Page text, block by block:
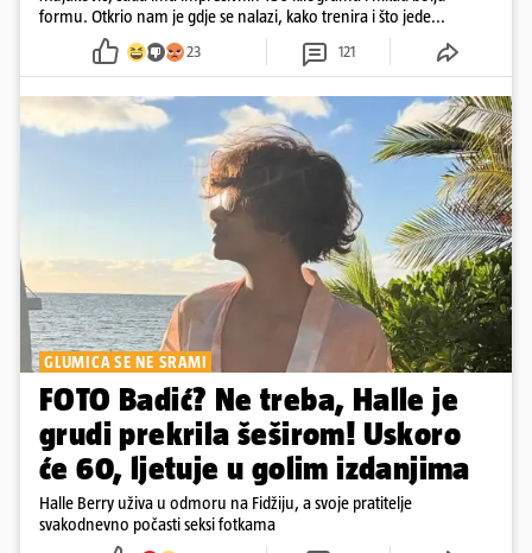
formu. Otkrio nam je gdje se nalazi, kako trenira i što jede...
23 121
GLUMICA SE NE SRAMI
FOTO Badić? Ne treba, Halle je
grudi prekrila šeširom! Uskoro
će 60, ljetuje u golim izdanjima
Halle Berry uživa u odmoru na Fidžiju, a svoje pratitelje
svakodnevno počasti seksi fotkama